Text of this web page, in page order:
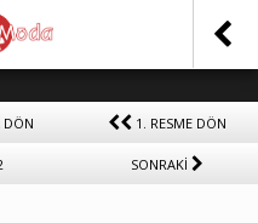
DÖN 1. RESME DÖN
SONRAKİ